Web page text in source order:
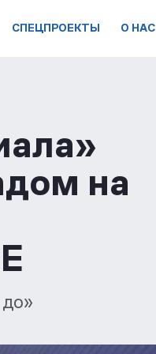
СПЕЦПРОЕКТЫ О НАС
на